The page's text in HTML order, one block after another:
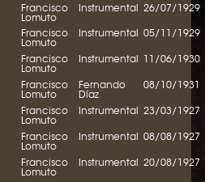
Francisco
Lomuto
Instrumental 26/07/1929
Francisco
Lomuto
Instrumental 05/11/1929
Francisco
Lomuto
Instrumental 11/06/1930
Francisco
Lomuto
Fernando
Díaz
08/10/1931
Francisco
Lomuto
Instrumental 23/03/1927
Francisco
Lomuto
Instrumental 08/08/1927
Francisco
Lomuto
Instrumental 20/08/1927